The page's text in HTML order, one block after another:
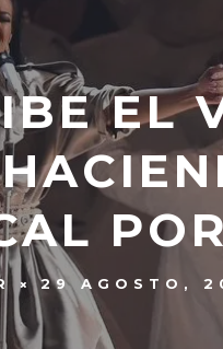
EL
29 AGOSTO,